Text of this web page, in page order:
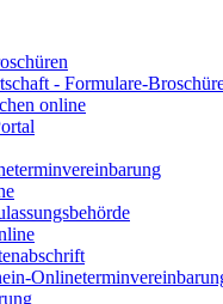
- Formulare-
online